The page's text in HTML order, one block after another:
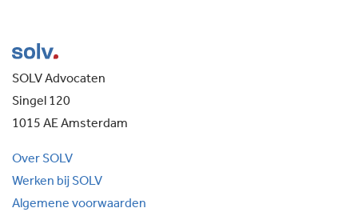
SOLV Advocaten
Singel 120
1015 AE Amsterdam
Over SOLV
Werken bij SOLV
Algemene voorwaarden